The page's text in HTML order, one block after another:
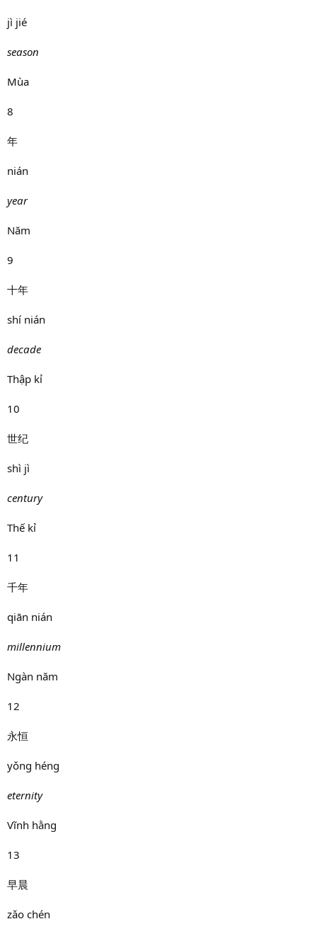
jì jié
season
Mùa
8
年
nián
year
Năm
9
十年
shí nián
decade
Thập kỉ
10
世纪
shì jì
century
Thế kỉ
11
千年
qiān nián
millennium
Ngàn năm
12
永恒
yǒng héng
eternity
Vĩnh hằng
13
早晨
zǎo chén